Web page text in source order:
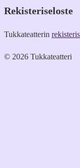
Rekisteriseloste
Tukkateatterin
© 2026 Tukkateatteri